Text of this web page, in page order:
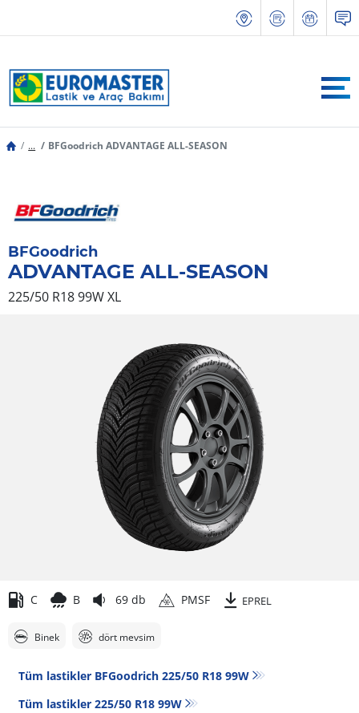
... BFGoodrich ADVANTAGE ALL-SEASON
BFGoodrich
ADVANTAGE ALL-SEASON
225/50 R18 99WXL
C B 69 db PMSF EPREL
Binek dört mevsim
Tüm lastikler BFGoodrich 225/50 R18 99W
Tüm lastikler‎ 225/50 R18 99W